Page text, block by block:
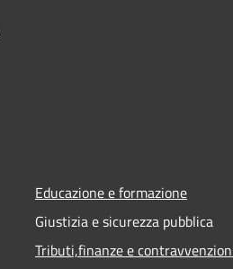
Educazione e formazione
Giustizia e sicurezza pubblica
Tributi,finanze e